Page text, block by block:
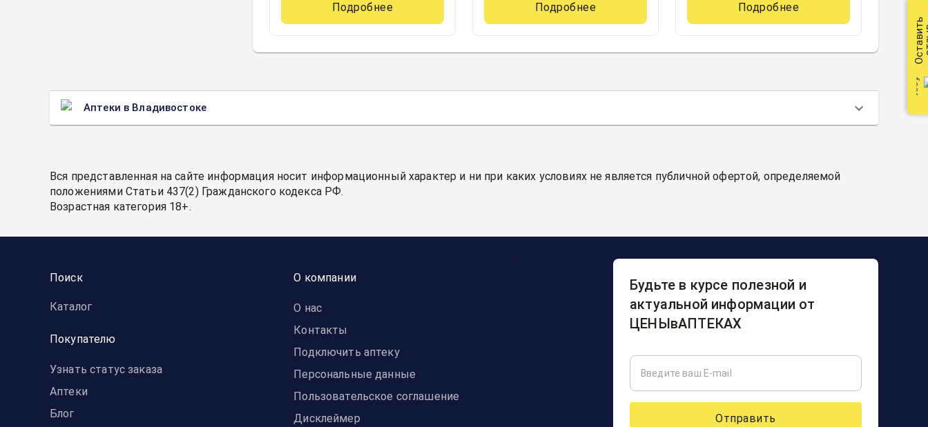
Подробнее Подробнее Подробнее
Аптеки в Владивостоке
Вся представленная на сайте информация носит информационный характер и ни при каких условиях не является публичной офертой, определяемой
положениями Статьи 437(2) Гражданского кодекса РФ.
Возрастная категория 18+.
Поиск
Каталог
Покупателю
Узнать статус заказа
Аптеки
Блог
О компании
О нас
Контакты
Подключить аптеку
Персональные данные
Пользовательское соглашение
Дисклеймер
Будьте в курсе полезной и
актуальной информации от
ЦЕНЫвАПТЕКАХ
Отправить
Оставить